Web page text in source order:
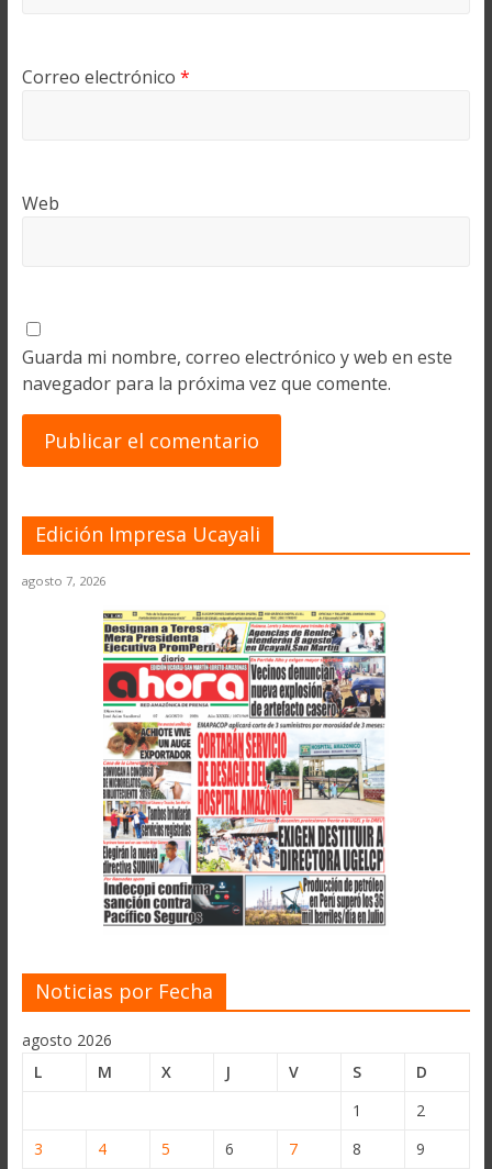
Correo electrónico *
Web
Guarda mi nombre, correo electrónico y web en este
navegador para la próxima vez que comente.
Edición Impresa Ucayali
agosto 7, 2026
Noticias por Fecha
agosto 2026
L
M X J V S
D
1
2
3
4 5 6 7 8
9